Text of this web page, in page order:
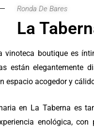
Ronda De Bares
La
vinoteca boutique es
están elegantemente
espacio acogedor y
en La Taberna es
enológica,